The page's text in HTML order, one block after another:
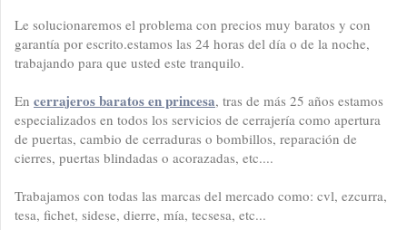
Le solucionaremos el problema con precios muy baratos y con
garantía por escrito.estamos las 24 horas del día o de la noche,
trabajando para que usted este tranquilo.
En cerrajeros baratos en princesa, tras de más 25 años estamos
especializados en todos los servicios de cerrajería como apertura
de puertas, cambio de cerraduras o bombillos, reparación de
cierres, puertas blindadas o acorazadas, etc....
Trabajamos con todas las marcas del mercado como: cvl, ezcurra,
tesa, fichet, sidese, dierre, mía, tecsesa, etc...